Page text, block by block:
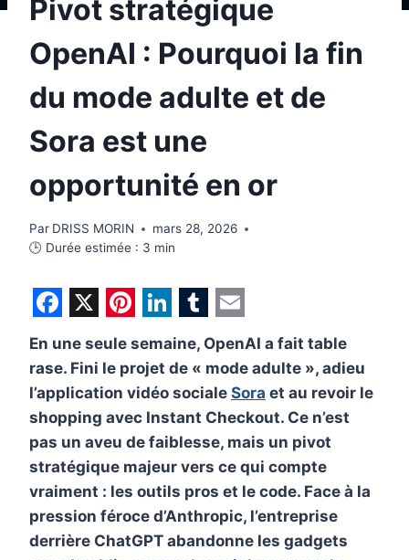
Pivot stratégique
OpenAI : Pourquoi la fin
du mode adulte et de
Sora est une
opportunité en or
Par DRISS MORIN
mars 28, 2026
🕒 Durée estimée : 3 min
F
a
c
e
b
o
o
k
X P
i
n
t
e
r
e
s
L
i
n
k
e
d
I
n
T
u
m
b
l
r
E
m
a
i
l
En une seule semaine, OpenAI a fait table
rase. Fini le projet de « mode adulte », adieu
l’application vidéo sociale Sora et au revoir le
shopping avec Instant Checkout. Ce n’est
pas un aveu de faiblesse, mais un pivot
stratégique majeur vers ce qui compte
vraiment : les outils pros et le code. Face à la
pression féroce d’Anthropic, l’entreprise
derrière ChatGPT abandonne les gadgets